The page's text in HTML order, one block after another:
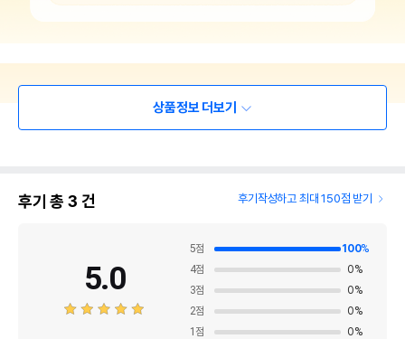
상품정보 더보기
후기 총 3 건 후기작성하고 최대 150점 받기
5.0
5점 100%
4점 0%
3점 0%
2점 0%
1 점 0%